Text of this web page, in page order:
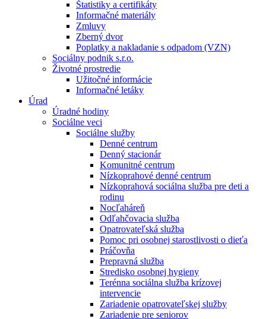
Štatistiky a certifikáty
Informačné materiály
Zmluvy
Zberný dvor
Poplatky a nakladanie s odpadom (VZN)
Sociálny podnik s.r.o.
Životné prostredie
Užitočné informácie
Informačné letáky
Úrad
Úradné hodiny
Sociálne veci
Sociálne služby
Denné centrum
Denný stacionár
Komunitné centrum
Nízkoprahové denné centrum
Nízkoprahová sociálna služba pre deti a
rodinu
Nocľaháreň
Odľahčovacia služba
Opatrovateľská služba
Pomoc pri osobnej starostlivosti o dieťa
Práčovňa
Prepravná služba
Stredisko osobnej hygieny
Terénna sociálna služba krízovej
intervencie
Zariadenie opatrovateľskej služby
Zariadenie pre seniorov